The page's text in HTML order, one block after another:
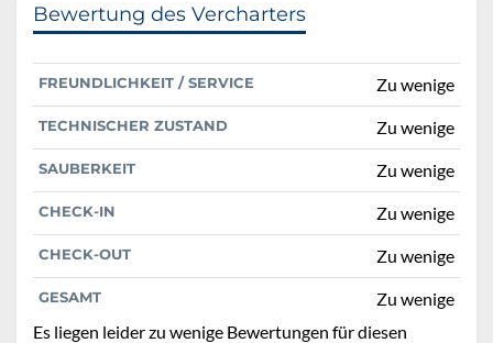
Bewertung des Vercharters
FREUNDLICHKEIT / SERVICE Zu wenige
TECHNISCHER ZUSTAND Zu wenige
SAUBERKEIT Zu wenige
CHECK-IN Zu wenige
CHECK-OUT Zu wenige
GESAMT
Zu wenige
Es liegen leider zu wenige Bewertungen für diesen